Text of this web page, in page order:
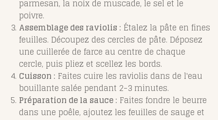
parmesan, la noix de muscade, le sel et le
poivre.
Assemblage des raviolis : Étalez la pâte en fines
feuilles. Découpez des cercles de pâte. Déposez
une cuillerée de farce au centre de chaque
cercle, puis pliez et scellez les bords.
Cuisson : Faites cuire les raviolis dans de l'eau
bouillante salée pendant 2-3 minutes.
Préparation de la sauce : Faites fondre le beurre
dans une poêle, ajoutez les feuilles de sauge et